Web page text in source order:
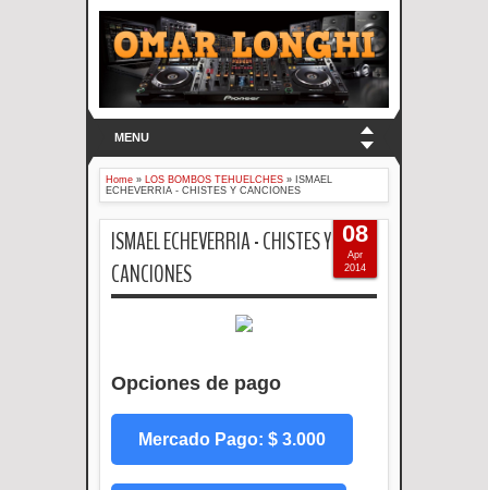
MENU
Home » LOS BOMBOS TEHUELCHES » ISMAEL
ECHEVERRIA - CHISTES Y CANCIONES
ISMAEL ECHEVERRIA - CHISTES Y
CANCIONES
Opciones de pago
Mercado Pago: $ 3.000
08
Apr
2014